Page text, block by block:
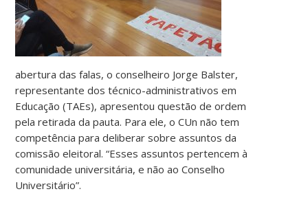
abertura das falas, o conselheiro Jorge Balster,
representante dos técnico-administrativos em
Educação (TAEs), apresentou questão de ordem
pela retirada da pauta. Para ele, o CUn não tem
competência para deliberar sobre assuntos da
comissão eleitoral. “Esses assuntos pertencem à
comunidade universitária, e não ao Conselho
Universitário”.